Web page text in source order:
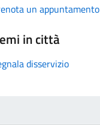
un appuntamento
in città
disservizio